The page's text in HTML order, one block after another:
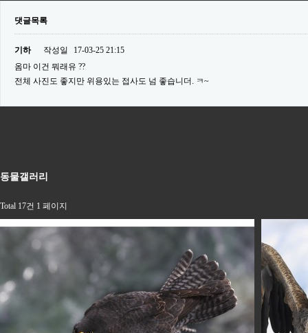
댓글목록
기하 작성일
17-03-25 21:15
옴마 이건 뭐래유 ??
전체 사진도 좋지만 위용있는 접사도 넘 좋습니더. ㅋ~
동물갤러리
Total 17건 1 페이지